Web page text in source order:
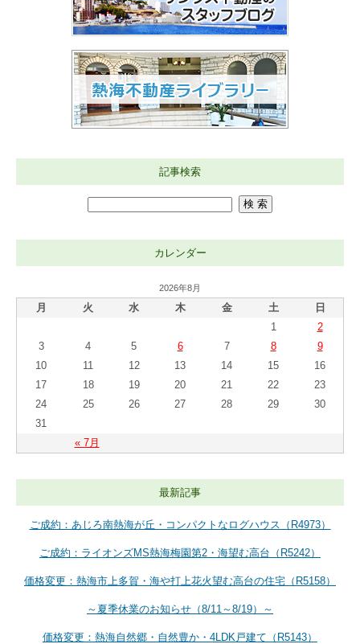
記事検索
カレンダー
2026年8月
月 火 水 木 金 土 日
« 7月
1
2
3
4 5 6 7 8
9
10
11 12 13 14 15
16
17
18 19 20 21 22
23
24
25 26 27 28 29
30
31
最新記事
ご成約：あじろ南熱海が丘・コンパクトなログハウス（R4973）
ご成約：ライオンズMS熱海梅園第2・海望む高台（R5242）
価格変更：熱海市上多賀・海や打上花火望む高台の住宅（R5158）
～夏季休業のお知らせ（8/11～8/19）～
価格変更：熱海自然郷・自然豊か・4LDK戸建て（R5143）